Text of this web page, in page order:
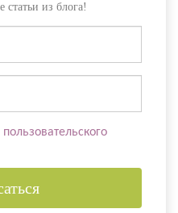
статьи из блога!
пользовательского